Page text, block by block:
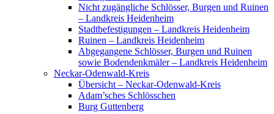
Nicht zugängliche Schlösser, Burgen und Ruinen
– Landkreis Heidenheim
Stadtbefestigungen – Landkreis Heidenheim
Ruinen – Landkreis Heidenheim
Abgegangene Schlösser, Burgen und Ruinen
sowie Bodendenkmäler – Landkreis Heidenheim
Neckar-Odenwald-Kreis
Übersicht – Neckar-Odenwald-Kreis
Adam’sches Schlösschen
Burg Guttenberg